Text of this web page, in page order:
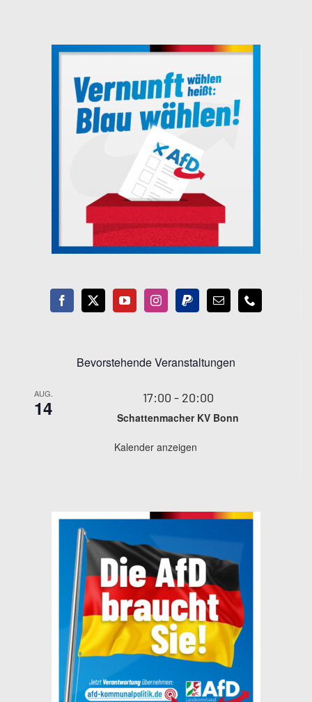
Bevorstehende Veranstaltungen
AUG.
14 17:00 - 20:00
Schattenmacher KV Bonn
Kalender anzeigen